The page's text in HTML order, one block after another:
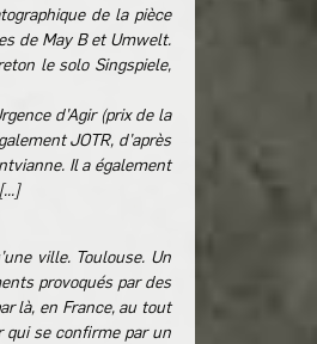
de la pièce
de May B et Umwelt.
le solo Singspiele,
d’Agir (prix de la
JOTR, d’après
Il a également
[...]
ville. Toulouse. Un
provoqués par des
là, en France, au tout
qui se confirme par un